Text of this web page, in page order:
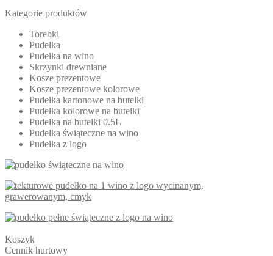
Kategorie produktów
Torebki
Pudełka
Pudełka na wino
Skrzynki drewniane
Kosze prezentowe
Kosze prezentowe kolorowe
Pudełka kartonowe na butelki
Pudełka kolorowe na butelki
Pudełka na butelki 0.5L
Pudełka świąteczne na wino
Pudełka z logo
Koszyk
Cennik hurtowy